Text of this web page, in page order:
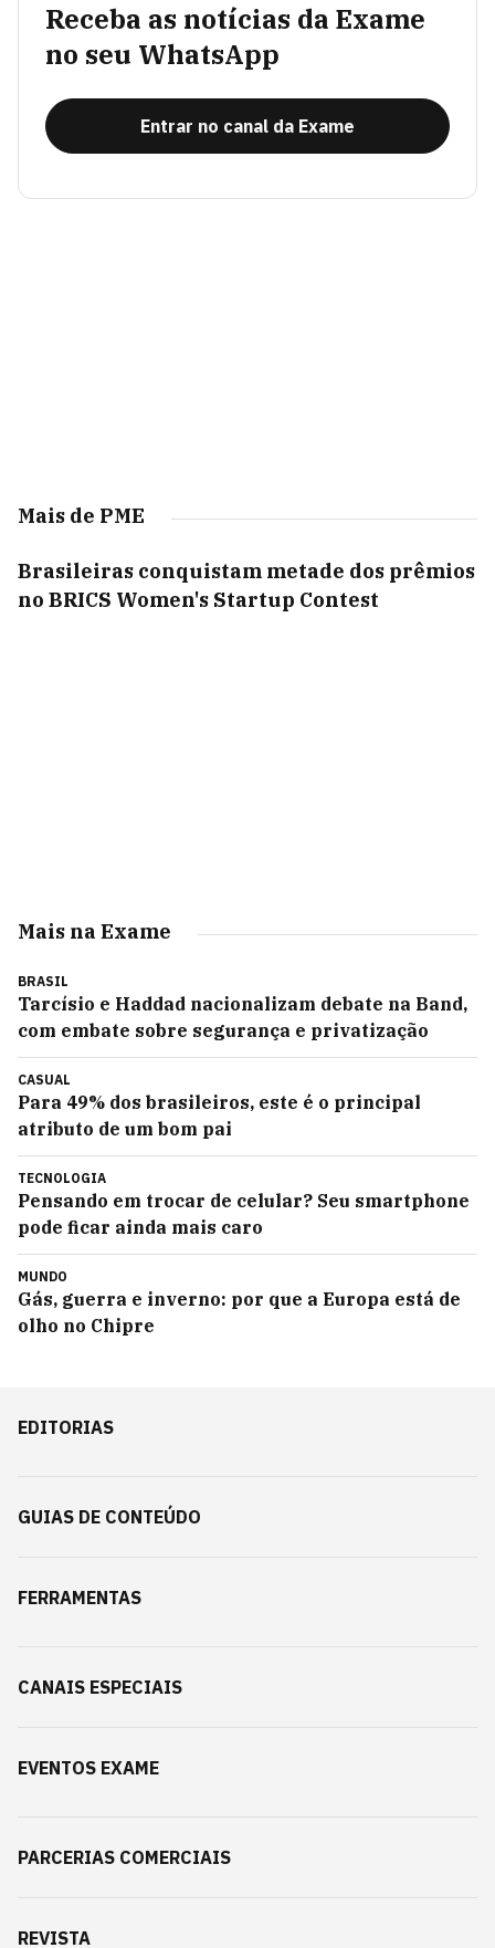
Receba as notícias da Exame
no seu WhatsApp
Entrar no canal da Exame
Mais de PME
Brasileiras conquistam metade dos prêmios
no BRICS Women's Startup Contest
Mais na Exame
BRASIL
Tarcísio e Haddad nacionalizam debate na Band,
com embate sobre segurança e privatização
CASUAL
Para 49% dos brasileiros, este é o principal
atributo de um bom pai
TECNOLOGIA
Pensando em trocar de celular? Seu smartphone
pode ficar ainda mais caro
MUNDO
Gás, guerra e inverno: por que a Europa está de
olho no Chipre
EDITORIAS
GUIAS DE CONTEÚDO
FERRAMENTAS
CANAIS ESPECIAIS
EVENTOS EXAME
PARCERIAS COMERCIAIS
REVISTA